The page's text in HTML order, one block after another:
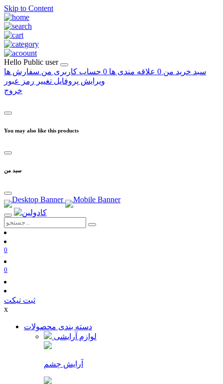
Skip to Content
Hello Public user
سبد خرید من 0 علاقه مندی ها 0 حساب کاربری من سفارش ها
ویرایش پروفایل تغییر رمز عبور
خروج
You may also like this products
سبد من
0
0
ثبت تیکت
x
دسته بندی محصولات
لوازم آرایشی
آرایش چشم